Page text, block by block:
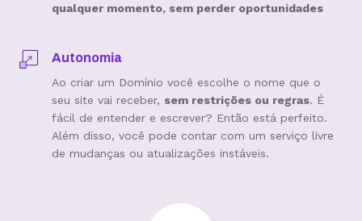
qualquer momento, sem perder oportunidades
Autonomia
Ao criar um Domínio você escolhe o nome que o
seu site vai receber, sem restrições ou regras. É
fácil de entender e escrever? Então está perfeito.
Além disso, você pode contar com um serviço livre
de mudanças ou atualizações instáveis.